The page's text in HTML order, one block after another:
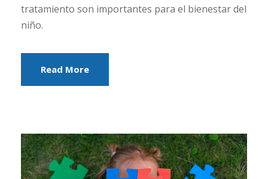
tratamiento son importantes para el bienestar del
niño.
Read More